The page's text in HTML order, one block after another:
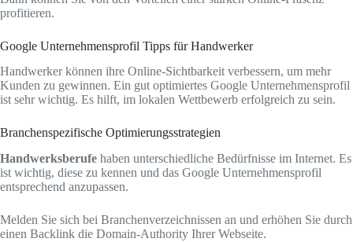
profitieren.
Google Unternehmensprofil Tipps für Handwerker
Handwerker können ihre Online-Sichtbarkeit verbessern, um mehr
Kunden zu gewinnen. Ein gut optimiertes Google Unternehmensprofil
ist sehr wichtig. Es hilft, im lokalen Wettbewerb erfolgreich zu sein.
Branchenspezifische Optimierungsstrategien
Handwerksberufe haben unterschiedliche Bedürfnisse im Internet. Es
ist wichtig, diese zu kennen und das Google Unternehmensprofil
entsprechend anzupassen.
Melden Sie sich bei Branchenverzeichnissen an und erhöhen Sie durch
einen Backlink die Domain-Authority Ihrer Webseite.